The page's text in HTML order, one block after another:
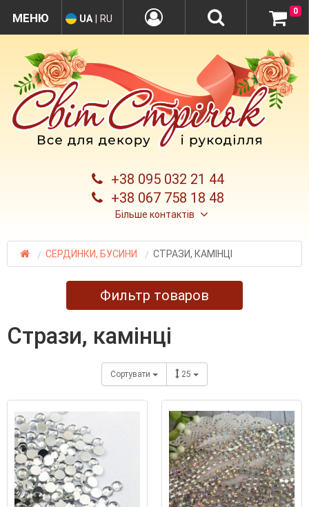
+38 095 032 21 44
+38 067 758 18 48
Більше контактів
UA RU
0
СЕРДИНКИ, БУСИНИ СТРАЗИ, КАМІНЦІ
Фильтр товаров
стрази, камінці
Сортувати 25